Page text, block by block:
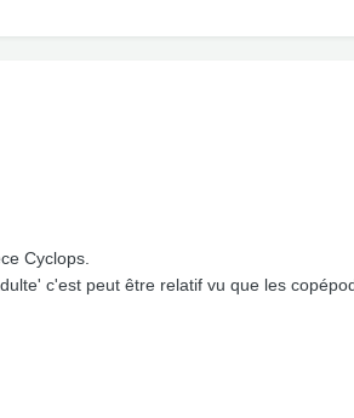
Cyclops.
c'est peut être relatif vu que les